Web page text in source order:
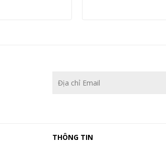
THÔNG TIN